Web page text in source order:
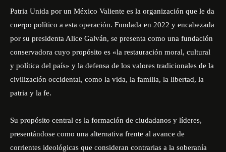
Patria Unida por un México Valiente es la organización que le da
cuerpo político a esta operación. Fundada en 2022 y encabezada
por su presidenta Alice Galván, se presenta como una fundación
conservadora cuyo propósito es «la restauración moral, cultural
y política del país» y la defensa de los valores tradicionales de la
civilización occidental, como la vida, la familia, la libertad, la
patria y la fe.
Su propósito central es la formación de ciudadanos y líderes,
presentándose como una alternativa frente al avance de
corrientes ideológicas que consideran contrarias a la soberanía